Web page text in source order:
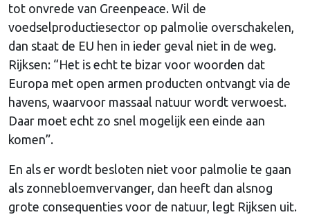
tot onvrede van Greenpeace. Wil de
voedselproductiesector op palmolie overschakelen,
dan staat de EU hen in ieder geval niet in de weg.
Rijksen: “Het is echt te bizar voor woorden dat
Europa met open armen producten ontvangt via de
havens, waarvoor massaal natuur wordt verwoest.
Daar moet echt zo snel mogelijk een einde aan
komen”.
En als er wordt besloten niet voor palmolie te gaan
als zonnebloemvervanger, dan heeft dan alsnog
grote consequenties voor de natuur, legt Rijksen uit.